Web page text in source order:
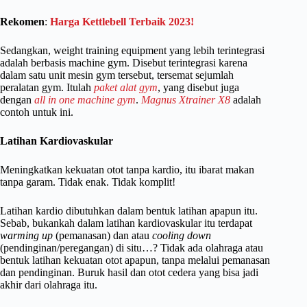
Rekomen: Harga Kettlebell Terbaik 2023!
Sedangkan, weight training equipment yang lebih terintegrasi
adalah berbasis machine gym. Disebut terintegrasi karena
dalam satu unit mesin gym tersebut, tersemat sejumlah
peralatan gym. Itulah paket alat gym, yang disebut juga
dengan all in one machine gym. Magnus Xtrainer X8 adalah
contoh untuk ini.
Latihan Kardiovaskular
Meningkatkan kekuatan otot tanpa kardio, itu ibarat makan
tanpa garam. Tidak enak. Tidak komplit!
Latihan kardio dibutuhkan dalam bentuk latihan apapun itu.
Sebab, bukankah dalam latihan kardiovaskular itu terdapat
warming up (pemanasan) dan atau cooling down
(pendinginan/peregangan) di situ…? Tidak ada olahraga atau
bentuk latihan kekuatan otot apapun, tanpa melalui pemanasan
dan pendinginan. Buruk hasil dan otot cedera yang bisa jadi
akhir dari olahraga itu.